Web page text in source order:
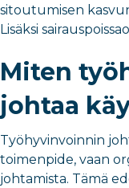
sitoutumisen
Lisäksi
Miten
johtaa
Työhyvinvoinnin
toimenpide, vaan
johtamista. Tämä